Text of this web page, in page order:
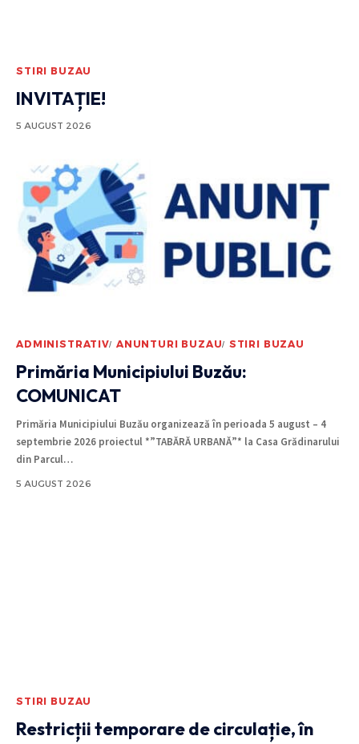
STIRI BUZAU
INVITAȚIE!
5 AUGUST 2026
ADMINISTRATIV ANUNTURI BUZAU STIRI BUZAU
Primăria Municipiului Buzău:
COMUNICAT
Primăria Municipiului Buzău organizează în perioada 5 august – 4
septembrie 2026 proiectul *”TABĂRĂ URBANĂ”* la Casa Grădinarului
din Parcul…
5 AUGUST 2026
STIRI BUZAU
Restricții temporare de circulație, în